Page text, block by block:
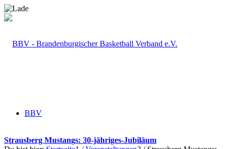
BBV
Strausberg Mustangs: 30-jähriges-Jubiläum